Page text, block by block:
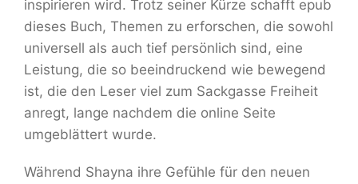
inspirieren wird. Trotz seiner Kürze schafft epub
dieses Buch, Themen zu erforschen, die sowohl
universell als auch tief persönlich sind, eine
Leistung, die so beeindruckend wie bewegend
ist, die den Leser viel zum Sackgasse Freiheit
anregt, lange nachdem die online Seite
umgeblättert wurde.
Während Shayna ihre Gefühle für den neuen